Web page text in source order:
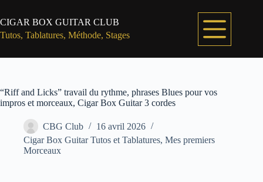
contenu
CIGAR BOX GUITAR CLUB
Tutos, Tablatures, Méthode, Stages
“Riff and Licks” travail du rythme, phrases Blues pour vos
impros et morceaux, Cigar Box Guitar 3 cordes
CBG Club
16 avril 2026
Cigar Box Guitar Tutos et Tablatures, Mes premiers
Morceaux